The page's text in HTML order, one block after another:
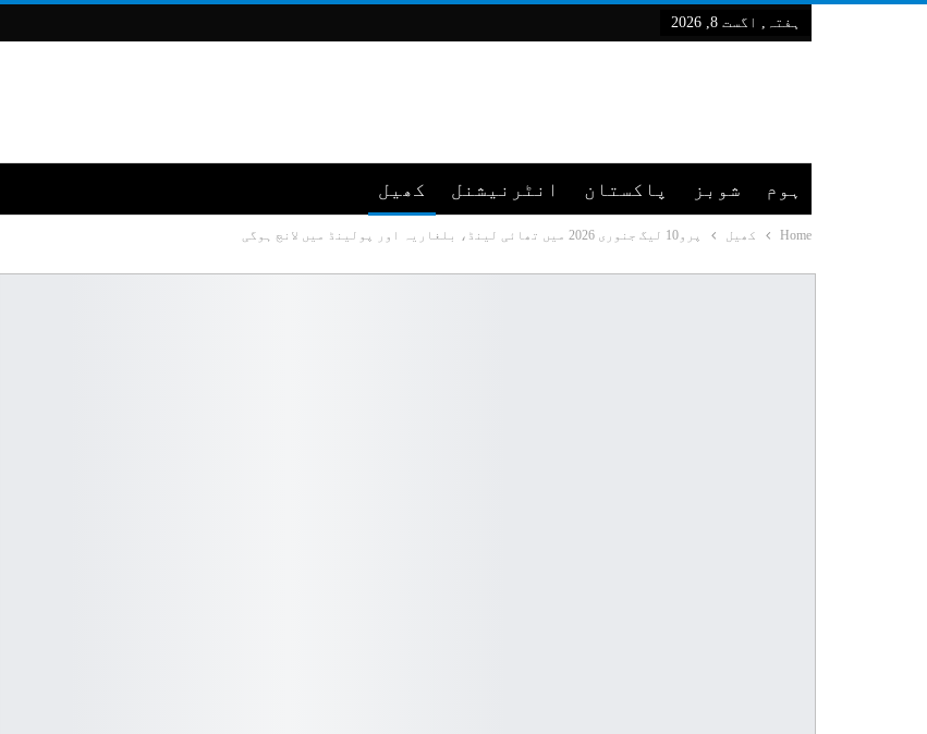
ہفتہ, اگست 8, 2026
ہوم شوبز پاکستان انٹرنیشنل کھیل
Home کھیل پرو10 لیگ جنوری 2026 میں تھائی لینڈ، بلغاریہ اور پولینڈ میں لانچ ہوگی